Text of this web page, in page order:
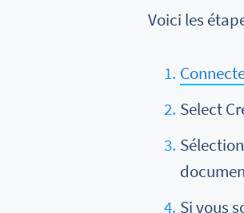
Voici les
Select
Si vous